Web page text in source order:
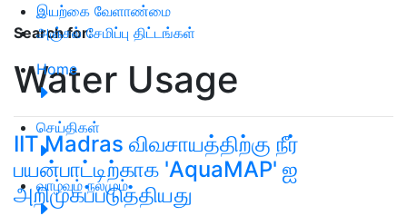
இயற்கை வேளாண்மை
அஞ்சல் சேமிப்பு திட்டங்கள்
Home
செய்திகள்
வாழ்வும் நலமும்
Search for:
Water Usage
IIT Madras விவசாயத்திற்கு நீர்
பயன்பாட்டிற்காக 'AquaMAP' ஐ
அறிமுகப்படுத்தியது